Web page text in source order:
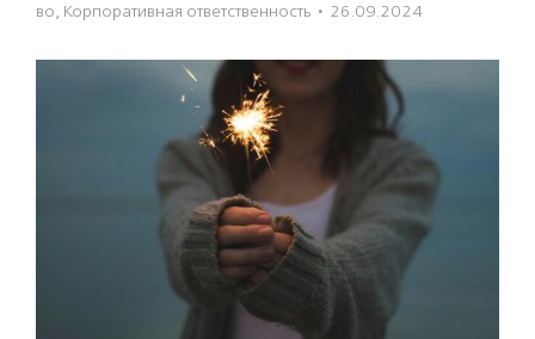
во, Корпоративная ответственность · 26.09.2024